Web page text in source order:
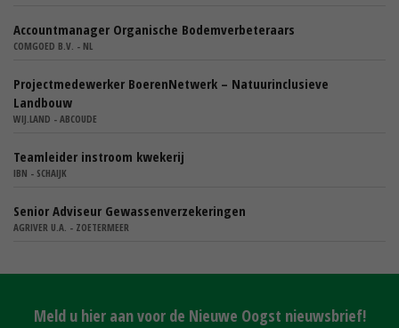
Accountmanager Organische Bodemverbeteraars
COMGOED B.V. - NL
Projectmedewerker BoerenNetwerk – Natuurinclusieve
Landbouw
WIJ.LAND - ABCOUDE
Teamleider instroom kwekerij
IBN - SCHAIJK
Senior Adviseur Gewassenverzekeringen
AGRIVER U.A. - ZOETERMEER
Meld u hier aan voor de Nieuwe Oogst nieuwsbrief!